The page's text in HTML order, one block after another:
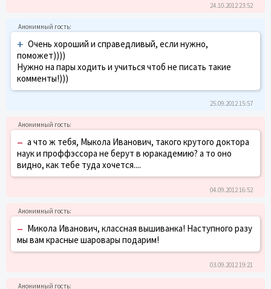
24.10.2012 23:52
+ Очень хороший и справедливый, если нужно,
поможет))))
Нужно на пары ходить и учиться чтоб не писать такие
комменты!)))
25.09.2012 15:57
– а что ж тебя, Мыкола Иванович, такого крутого доктора
наук и проффэссора не берут в юракадемию? а то оно
видно, как тебе туда хочется....
04.09.2012 16:52
– Микола Иванович, классная вышиванка! Наступного разу
мы вам красные шаровары подарим!
03.09.2012 19:21